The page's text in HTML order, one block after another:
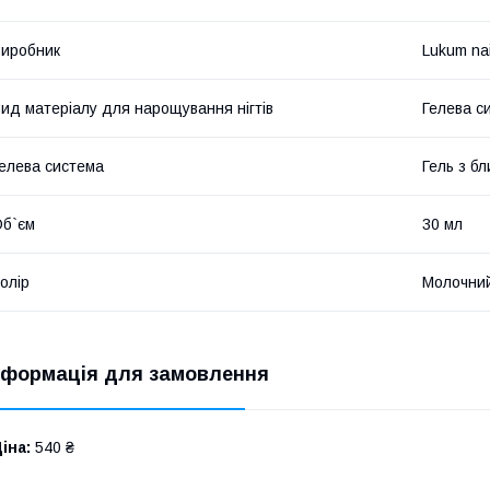
Lukum
матеріалу для нарощування нігтів Гелева
система Гель з
30 мл
для замовлення
540 ₴